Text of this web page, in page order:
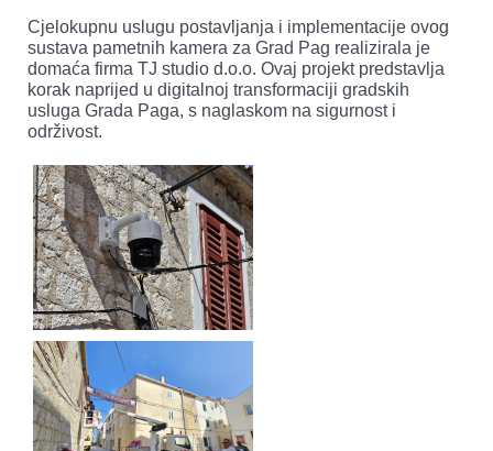
Cjelokupnu uslugu postavljanja i implementacije ovog
sustava pametnih kamera za Grad Pag realizirala je
domaća firma TJ studio d.o.o. Ovaj projekt predstavlja
korak naprijed u digitalnoj transformaciji gradskih
usluga Grada Paga, s naglaskom na sigurnost i
održivost.